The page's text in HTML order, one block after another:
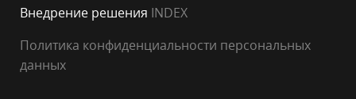
Внедрение решения INDEX
Политика конфиденциальности персональных
данных